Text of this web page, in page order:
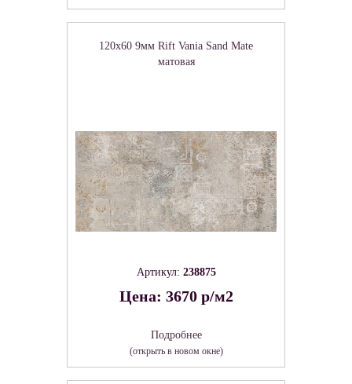
120x60 9мм Rift Vania Sand Mate
матовая
Артикул: 238875
Цена: 3670 р/м2
Подробнее
(открыть в новом окне)